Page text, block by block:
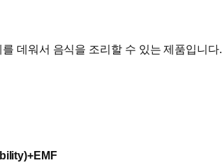
데워서 음식을 조리할 수 있는 제품입니다.